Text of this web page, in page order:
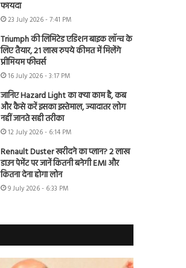
फायदा
23 July 2026 - 7:41 PM
Triumph की लिमिटेड एडिशन बाइक लॉन्च के
लिए तैयार, 21 लाख रुपये कीमत में मिलेंगे
प्रीमियम फीचर्स
16 July 2026 - 3:17 PM
जानिए Hazard Light का क्या काम है, कब
और कैसे करें इसका इस्तेमाल, ज्यादातर लोग
नहीं जानते सही तरीका
12 July 2026 - 6:14 PM
Renault Duster खरीदने का प्लान? 2 लाख
डाउन पेमेंट पर जानें कितनी बनेगी EMI और
कितना देना होगा लोन
9 July 2026 - 6:33 PM